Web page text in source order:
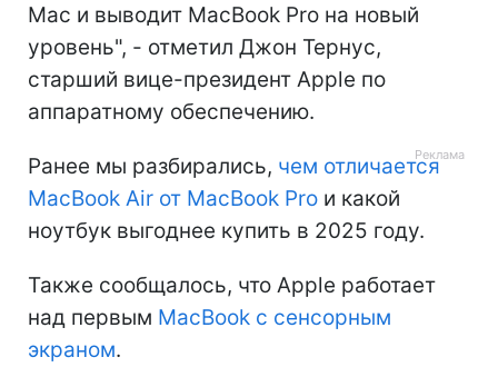
Mac и выводит MacBook Pro на новый
уровень", - отметил Джон Тернус,
старший вице-президент Apple по
аппаратному обеспечению.
Ранее мы разбирались, чем отличается
MacBook Air от MacBook Pro и какой
ноутбук выгоднее купить в 2025 году.
Также сообщалось, что Apple работает
над первым MacBook с сенсорным
экраном.